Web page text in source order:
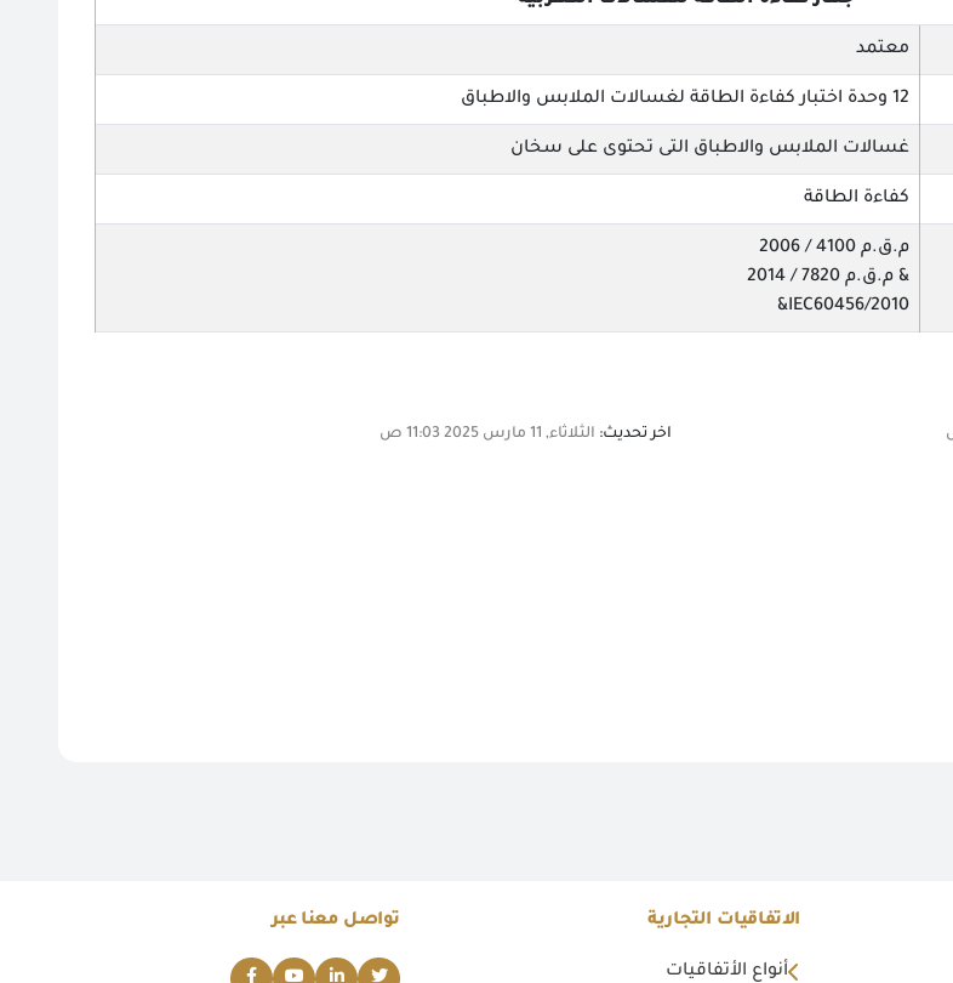
معتمد
12 وحدة اختبار كفاءة الطاقة لغسالات الملابس والاطباق
غسالات الملابس والاطباق التى تحتوى على سخان
كفاءة الطاقة
م.ق.م 4100 / 2006
& م.ق.م 7820 / 2014
IEC60456/2010&
اخر تحديث: الثلاثاء, 11 مارس 2025 11:03 ص
الاتفاقيات التجارية
أنواع الأتفاقيات
تواصل معنا عبر